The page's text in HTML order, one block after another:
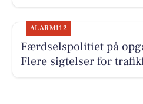
ALARM112
Færdselspolitiet på
Flere sigtelser for